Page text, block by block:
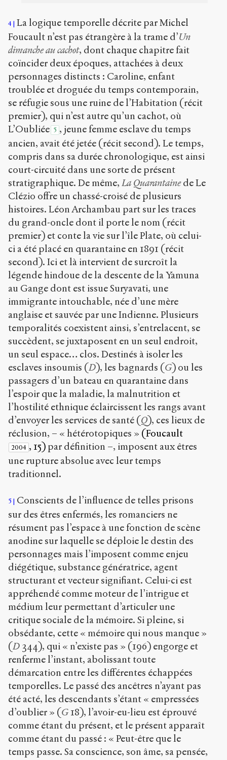
4
La logique temporelle décrite par Michel
Foucault n’est pas étrangère à la trame d’Un
dimanche au cachot, dont chaque chapitre fait
coïncider deux époques, attachées à deux
personnages distincts : Caroline, enfant
troublée et droguée du temps contemporain,
se réfugie sous une ruine de l’Habitation (récit
premier), qui n’est autre qu’un cachot, où
L’Oubliée 5 , jeune femme esclave du temps
ancien, avait été jetée (récit second). Le temps,
compris dans sa durée chronologique, est ainsi
court-circuité dans une sorte de présent
stratigraphique. De même, La Quarantainede Le
Clézio offre un chassé-croisé de plusieurs
histoires. Léon Archambau part sur les traces
du grand-oncle dont il porte le nom (récit
premier) et conte la vie sur l’île Plate, où celui-
ci a été placé en quarantaine en 1891 (récit
second). Ici et là intervient de surcroît la
légende hindoue de la descente de la Yamuna
au Gange dont est issue Suryavati, une
immigrante intouchable, née d’une mère
anglaise et sauvée par une Indienne. Plusieurs
temporalités coexistent ainsi, s’entrelacent, se
succèdent, se juxtaposent en un seul endroit,
un seul espace… clos. Destinés à isoler les
esclaves insoumis (D), les bagnards (G) ou les
passagers d’un bateau en quarantaine dans
l’espoir que la maladie, la malnutrition et
l’hostilité ethnique éclaircissent les rangs avant
d’envoyer les services de santé (Q), ces lieux de
réclusion, – « hétérotopiques » (Foucault
2004 , 15) par définition –, imposent aux êtres
une rupture absolue avec leur temps
traditionnel.
5
Conscients de l’influence de telles prisons
sur des êtres enfermés, les romanciers ne
résument pas l’espace à une fonction de scène
anodine sur laquelle se déploie le destin des
personnages mais l’imposent comme enjeu
diégétique, substance génératrice, agent
structurant et vecteur signifiant. Celui-ci est
appréhendé comme moteur de l’intrigue et
médium leur permettant d’articuler une
critique sociale de la mémoire. Si pleine, si
obsédante, cette « mémoire qui nous manque »
(D 344), qui « n’existe pas » (196) engorge et
renferme l’instant, abolissant toute
démarcation entre les différentes échappées
temporelles. Le passé des ancêtres n’ayant pas
été acté, les descendants s’étant « empressées
d’oublier » (G 18), l’avoir-eu-lieu est éprouvé
comme étant du présent, et le présent apparaît
comme étant du passé : « Peut-être que le
temps passe. Sa conscience, son âme, sa pensée,